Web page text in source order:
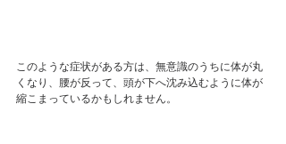
このような症状がある方は、無意識のうちに体が丸
くなり、腰が反って、頭が下へ沈み込むように体が
縮こまっているかもしれません。